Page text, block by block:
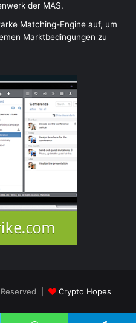
der MAS.
Matching-Engine auf, um
Marktbedingungen zu
| Crypto Hopes